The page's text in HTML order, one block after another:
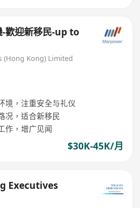
-歡迎新移民-up to
(Hong Kong) Limited
境，注重安全与礼仪
况，适合新移民
作，增广见闻
$30K-45K/月
Executives